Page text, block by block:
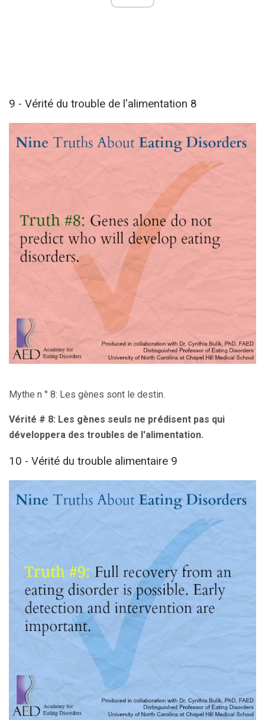
9 - Vérité du trouble de l'alimentation 8
Mythe n ° 8: Les gènes sont le destin.
Vérité # 8: Les gènes seuls ne prédisent pas qui
développera des troubles de l'alimentation.
10 - Vérité du trouble alimentaire 9